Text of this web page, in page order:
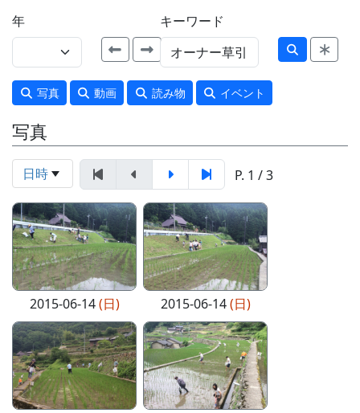
年 キーワード
写真 動画 読み物 イベント
写真
日時 P. 1 / 3
2015-06-14(日) 2015-06-14(日)